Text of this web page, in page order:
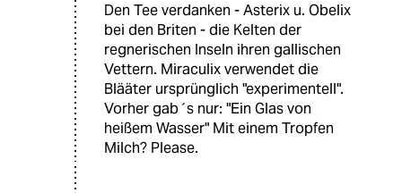
Den Tee verdanken - Asterix u. Obelix
bei den Briten - die Kelten der
regnerischen Inseln ihren gallischen
Vettern. Miraculix verwendet die
Blääter ursprünglich "experimentell".
Vorher gab´s nur: "Ein Glas von
heißem Wasser" Mit einem Tropfen
Milch? Please.